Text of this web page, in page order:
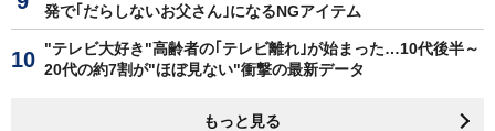
発で｢だらしないお父さん｣になるNGアイテム
"テレビ大好き"高齢者の｢テレビ離れ｣が始まった…10代後半～
20代の約7割が"ほぼ見ない"衝撃の最新データ
もっと見る